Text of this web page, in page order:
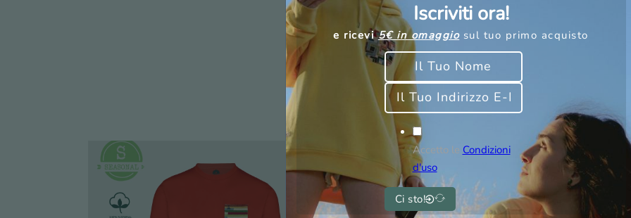
Design, sostenibilità e
Iscriviti ora!
e ricevi5€ in omaggiosul tuo primo acquisto
Accetto le Condizioni
d'uso
Ci sto!